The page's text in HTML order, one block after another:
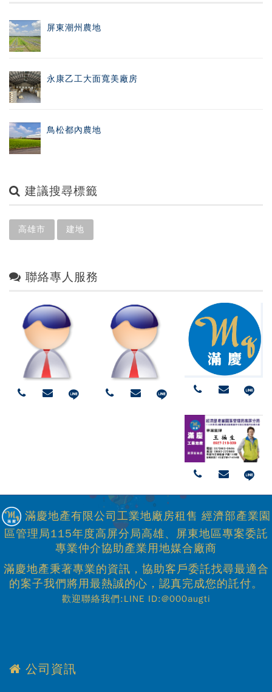
屏東潮州農地
永康乙工大面寬美廠房
鳥松都內農地
建議搜尋標籤
高雄市 建地
聯絡專人服務
滿慶地產有限公司工業地廠房租售 經濟部產業園
區管理局115年度高屏分局高雄、屏東地區專案委託
專業仲介協助產業用地媒合廠商
滿慶地產秉著專業的資訊，協助客戶委託找尋最適合
的案子我們將用最熱誠的心，認真完成您的託付。
歡迎聯絡我們:LINE ID:@000augti
公司資訊